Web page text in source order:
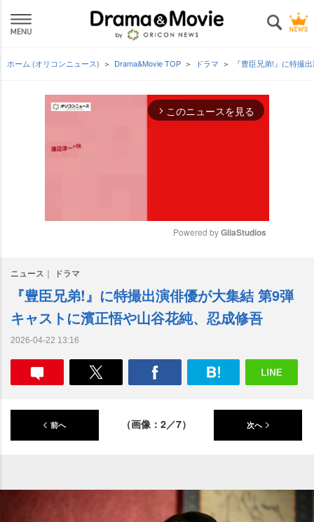
ホーム (オリコンニュース) Drama&Movie TOP ドラマ 『豊臣兄弟!』に特撮
arrow_forward_ios このニュースを見る
e
Powered by GliaStudios
ニュース ドラマ
『豊臣兄弟!』に特撮出演俳優が大集結 第9弾
キャストに濱正悟や山谷花純、忍成修吾
2026-04-22 13:16
前へ （画像：2／7） 次へ